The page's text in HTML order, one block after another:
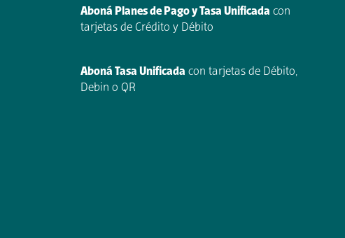
Aboná Planes de Pago y Tasa Unificada con
tarjetas de Crédito y Débito
Aboná Tasa Unificada con tarjetas de Débito,
Debin o QR